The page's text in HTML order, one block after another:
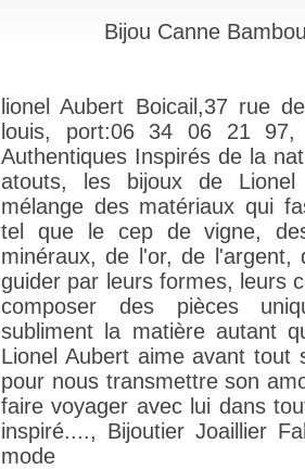
Bijou Canne
lionel Aubert Boicail,37 rue
louis, port:06 34 06 21 97,
Authentiques Inspirés de la
atouts, les bijoux de
mélange des matériaux qui
tel que le cep de vigne,
minéraux, de l'or, de l'argent,
guider par leurs formes, leurs
composer des pièces
subliment la matière autant
Lionel Aubert aime avant tout
pour nous transmettre son
faire voyager avec lui dans
inspiré...., Bijoutier Joaillier
mode